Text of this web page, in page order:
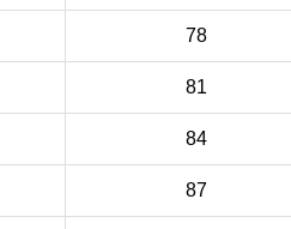
78
81
84
87